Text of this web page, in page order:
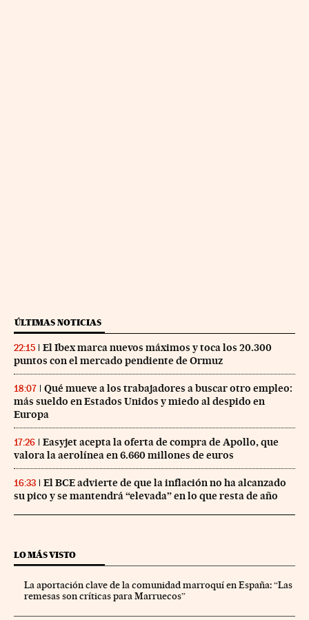
ÚLTIMAS NOTICIAS
22:15
El Ibex marca nuevos máximos y toca los 20.300
puntos con el mercado pendiente de Ormuz
18:07
Qué mueve a los trabajadores a buscar otro empleo:
más sueldo en Estados Unidos y miedo al despido en
Europa
17:26
Easyjet acepta la oferta de compra de Apollo, que
valora la aerolínea en 6.660 millones de euros
16:33
El BCE advierte de que la inflación no ha alcanzado
su pico y se mantendrá “elevada” en lo que resta de año
LO MÁS VISTO
La aportación clave de la comunidad marroquí en España: “Las
remesas son críticas para Marruecos”